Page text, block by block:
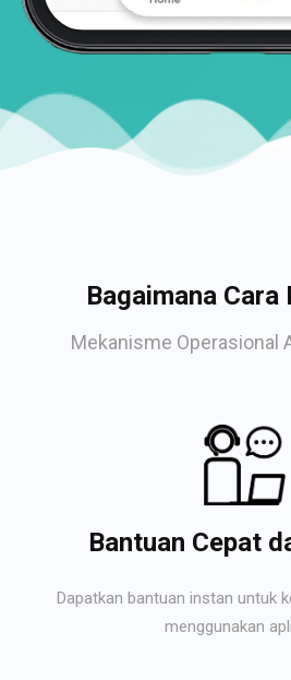
Bagaimana Cara
Mekanisme Operasional
Bantuan Cepat
Dapatkan bantuan instan untuk
menggunakan